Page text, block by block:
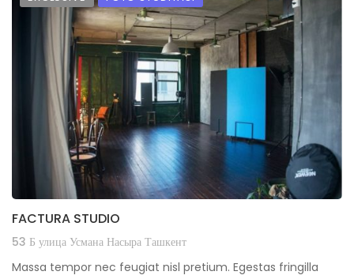
FACTURA STUDIO
53 Б улица Усмана Насыра Ташкент
Massa tempor nec feugiat nisl pretium. Egestas fringilla